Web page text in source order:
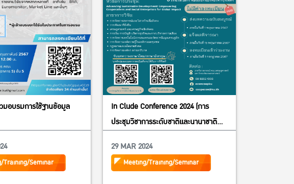
มอบรมการใช้ฐานข้อมูล
Training/Seminar
In Clude Conference 2024 (การ
ประชุมวิชาการระดับชาติและนานาชาติ
ที่ 18-19 กรกฎาคม 2567)
29 MAR 2024
Meeting/Training/Seminar